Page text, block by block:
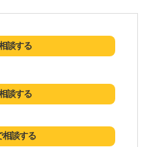
談する
談する
相談する